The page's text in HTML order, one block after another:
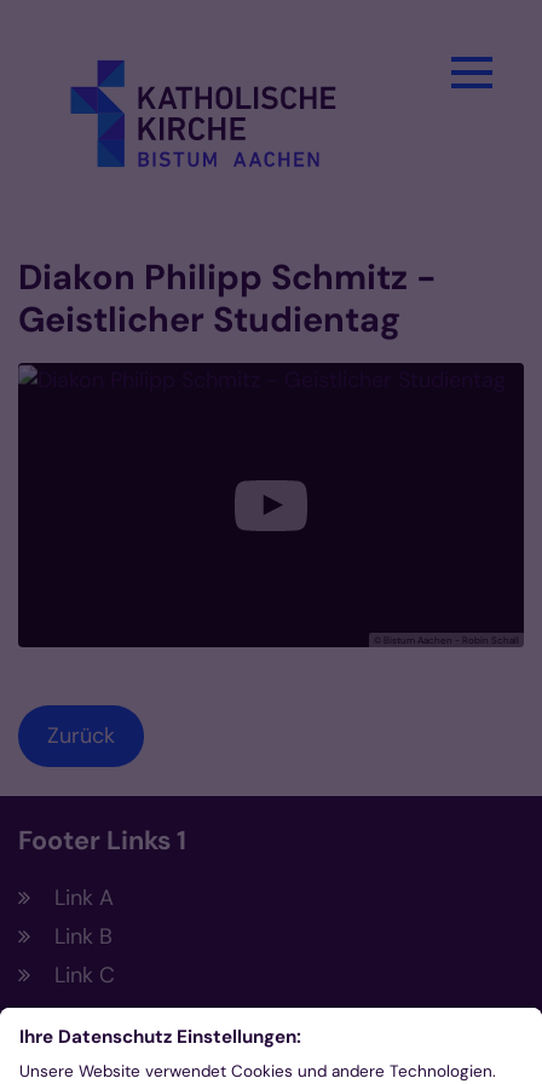
Diakon Philipp Schmitz -
Geistlicher Studientag
© Bistum Aachen - Robin Schall
Zurück
Footer Links 1
Link A
Link B
Link C
Footer Links 2